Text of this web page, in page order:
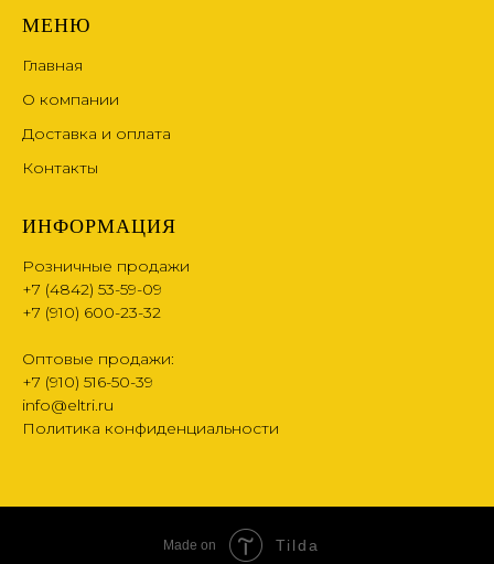
МЕНЮ
Главная
О компании
Доставка и оплата
Контакты
ИНФОРМАЦИЯ
Розничные продажи
+7 (4842) 53-59-09
+7 (910) 600-23-32
Оптовые продажи:
+7 (910) 516-50-39
info@eltri.ru
Политика конфиденциальности
Made on Tilda